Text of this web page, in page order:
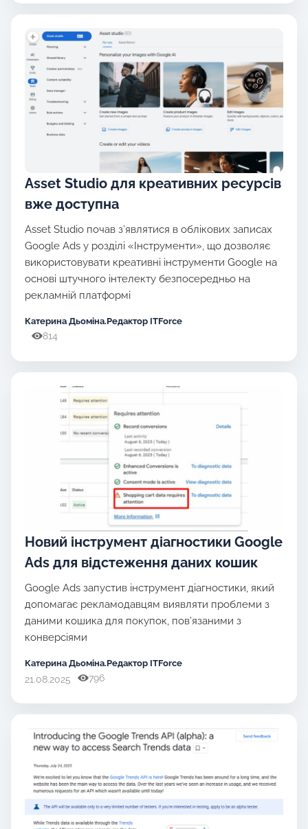
Asset Studio для креативних ресурсів
вже доступна
Asset Studio почав з’являтися в облікових записах
Google Ads у розділі «Інструменти», що дозволяє
використовувати креативні інструменти Google на
основі штучного інтелекту безпосередньо на
рекламній платформі
Катерина Дьоміна.Редактор ITForce
814
Новий інструмент діагностики Google
Ads для відстеження даних кошик
Google Ads запустив інструмент діагностики, який
допомагає рекламодавцям виявляти проблеми з
даними кошика для покупок, пов’язаними з
конверсіями
Катерина Дьоміна.Редактор ITForce
21.08.2025 796